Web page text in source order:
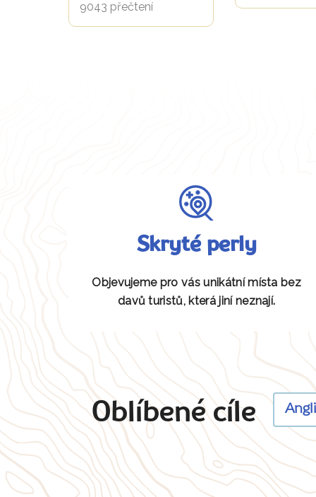
9043 přečtení
Skryté perly
Objevujeme pro vás unikátní místa bez
davů turistů, která jiní neznají.
Oblíbené cíle